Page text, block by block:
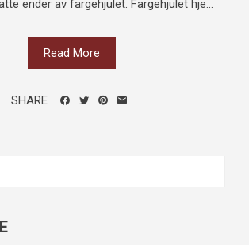
ender av fargehjulet. Fargehjulet hje...
Read More
SHARE